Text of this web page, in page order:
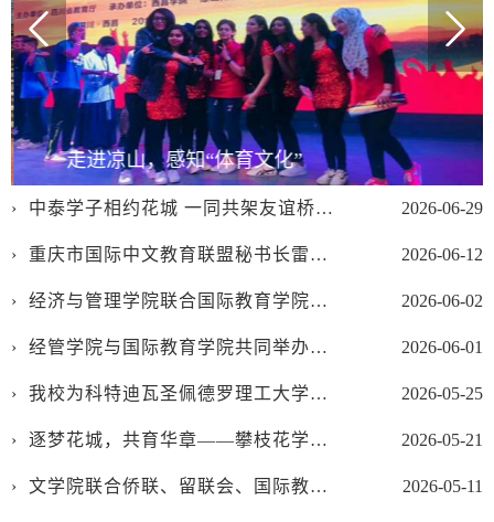
走进凉山，感知“体育文化”
中泰学子相约花城 一同共架友谊桥梁——2026中泰语言文化交流夏令营圆满举办 2026-06-29
重庆市国际中文教育联盟秘书长雷勇教授应邀到校开展讲座 2026-06-12
经济与管理学院联合国际教育学院赴华坪女高开展党性教育暨师德教育活动 2026-06-02
经管学院与国际教育学院共同举办东盟高校学术交流系列线上讲座（第一期） 2026-06-01
我校为科特迪瓦圣佩德罗理工大学开设的汉语课堂（第一期）结业 2026-05-25
逐梦花城，共育华章——攀枝花学院隆重举行2026级来华留学生开学典礼 2026-05-21
文学院联合侨联、留联会、国际教育学院开展非遗剪纸手工制作活动 2026-05-11